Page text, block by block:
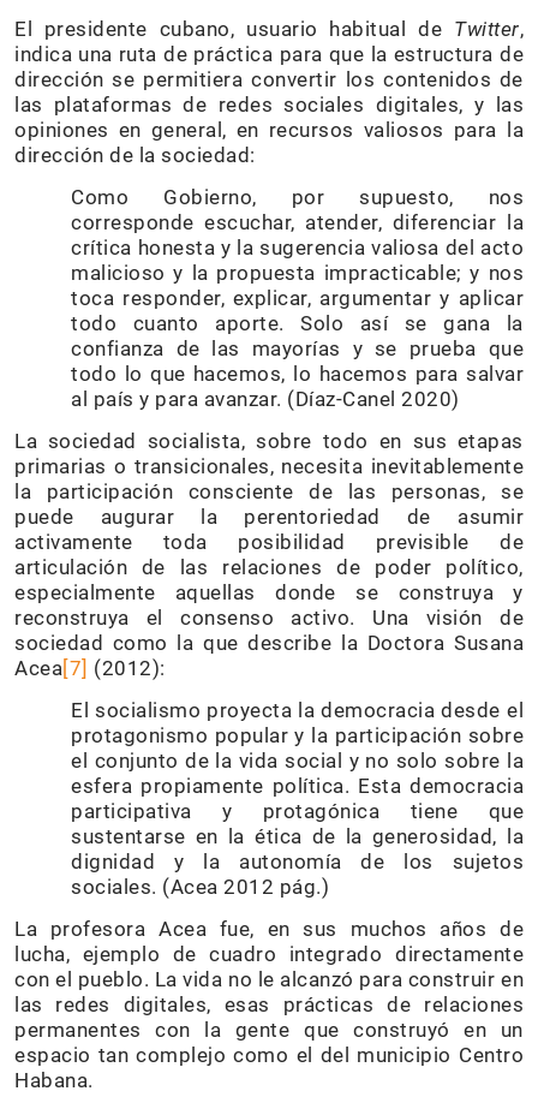
El presidente cubano, usuario habitual de Twitter,
indica una ruta de práctica para que la estructura de
dirección se permitiera convertir los contenidos de
las plataformas de redes sociales digitales, y las
opiniones en general, en recursos valiosos para la
dirección de la sociedad:
Como Gobierno, por supuesto, nos
corresponde escuchar, atender, diferenciar la
crítica honesta y la sugerencia valiosa del acto
malicioso y la propuesta impracticable; y nos
toca responder, explicar, argumentar y aplicar
todo cuanto aporte. Solo así se gana la
confianza de las mayorías y se prueba que
todo lo que hacemos, lo hacemos para salvar
al país y para avanzar. (Díaz-Canel 2020)
La sociedad socialista, sobre todo en sus etapas
primarias o transicionales, necesita inevitablemente
la participación consciente de las personas, se
puede augurar la perentoriedad de asumir
activamente toda posibilidad previsible de
articulación de las relaciones de poder político,
especialmente aquellas donde se construya y
reconstruya el consenso activo. Una visión de
sociedad como la que describe la Doctora Susana
Acea[7] (2012):
El socialismo proyecta la democracia desde el
protagonismo popular y la participación sobre
el conjunto de la vida social y no solo sobre la
esfera propiamente política. Esta democracia
participativa y protagónica tiene que
sustentarse en la ética de la generosidad, la
dignidad y la autonomía de los sujetos
sociales. (Acea 2012 pág.)
La profesora Acea fue, en sus muchos años de
lucha, ejemplo de cuadro integrado directamente
con el pueblo. La vida no le alcanzó para construir en
las redes digitales, esas prácticas de relaciones
permanentes con la gente que construyó en un
espacio tan complejo como el del municipio Centro
Habana.